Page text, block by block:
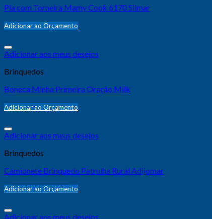
Pia com Torneira Mamy Cook 6170 Silmar
Adicionar ao Orçamento
Adicionar aos meus desejos
Brinquedos
Boneca Minha Primeira Oração Milk
Adicionar ao Orçamento
Adicionar aos meus desejos
Brinquedos
Camionete Brinquedo Patrulha Rural Adijomar
Adicionar ao Orçamento
Adicionar aos meus desejos